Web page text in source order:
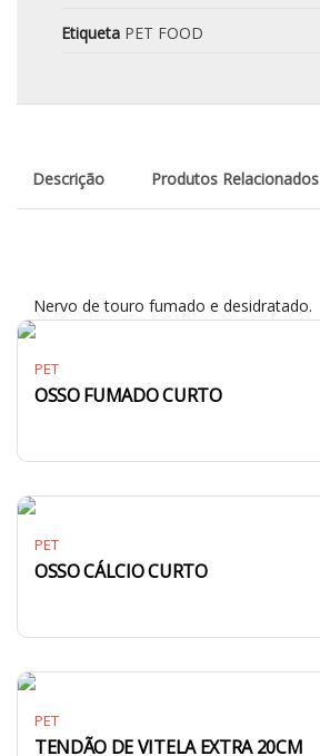
Etiqueta PET FOOD
Descrição Produtos Relacionados
Nervo de touro fumado e desidratado.
PET
OSSO FUMADO CURTO
PET
OSSO CÁLCIO CURTO
PET
TENDÃO DE VITELA EXTRA 20CM